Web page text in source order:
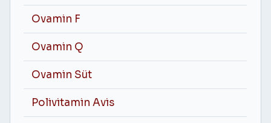
Ovamin F
Ovamin Q
Ovamin Süt
Polivitamin Avis